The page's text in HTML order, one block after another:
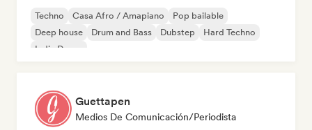
Techno Casa Afro / Amapiano
Pop bailable
Deep house
Drum and Bass Dubstep
Hard Techno
Indie Dance
Guettapen
Medios De Comunicación/Periodista